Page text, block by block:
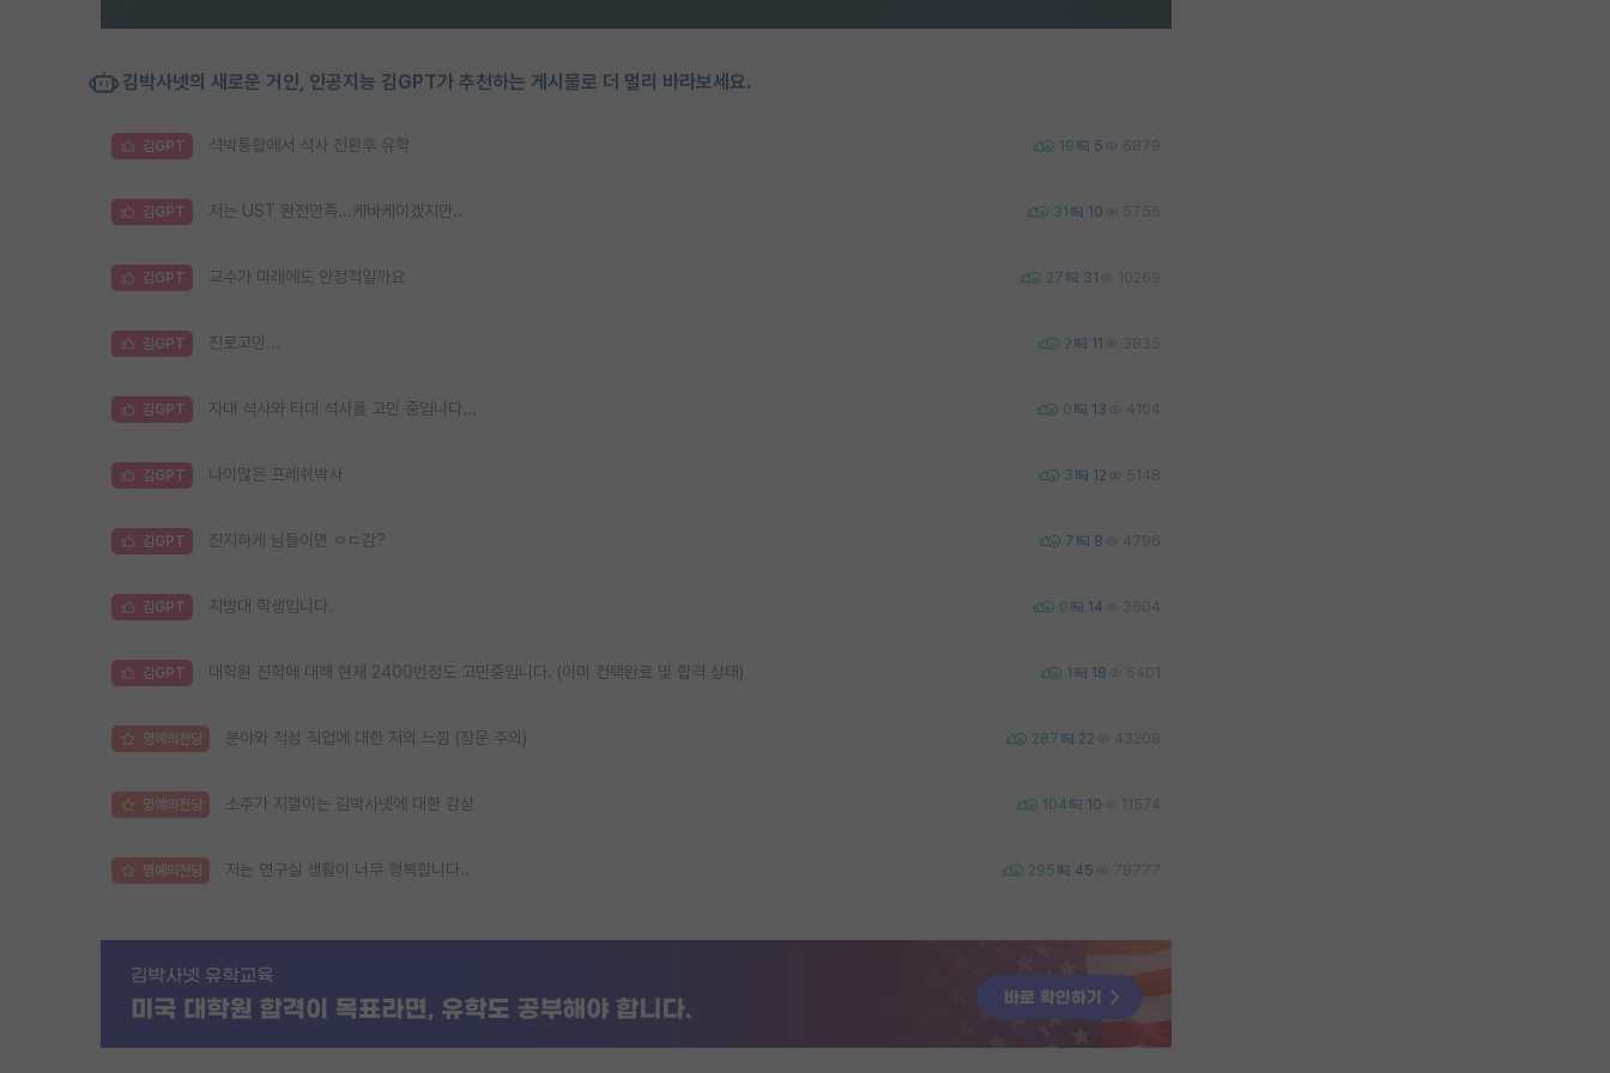
김박사넷의 새로운 거인, 인공지능 김GPT가 추천하는 게시물로 더 멀리 바라보세요.
김GPT 석박통합에서 석사 전환후 유학 19 5 6879
김GPT 저는 UST 완전만족...케바케이겠지만.. 31 10 5756
김GPT 교수가 미래에도 안정적일까요 27 31 10269
김GPT 진로고민... 2 11 3835
김GPT 자대 석사와 타대 석사를 고민 중입니다... 0 13 4104
김GPT 나이많은 프레쉬박사 3 12 5148
김GPT 진지하게 님들이면 ㅇㄷ감? 7 8 4796
김GPT 지방대 학생입니다. 0 14 3604
김GPT 대학원 진학에 대해 현재 2400번정도 고민중입니다. (이미 컨택완료 및 합격 상태) 1 18 5401
명예의전당 분야와 적성 직업에 대한 저의 느낌 (장문 주의) 287 22 43208
명예의전당 소주가 지껄이는 김박사넷에 대한 감상 104 10 11574
명예의전당 저는 연구실 생활이 너무 행복합니다.. 295 45 78777